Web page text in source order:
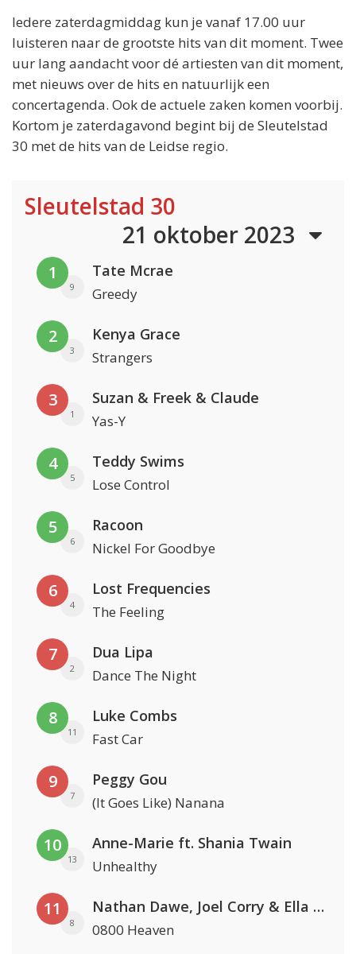
Iedere zaterdagmiddag kun je vanaf 17.00 uur
luisteren naar de grootste hits van dit moment. Twee
uur lang aandacht voor dé artiesten van dit moment,
met nieuws over de hits en natuurlijk een
concertagenda. Ook de actuele zaken komen voorbij.
Kortom je zaterdagavond begint bij de Sleutelstad
30 met de hits van de Leidse regio.
Sleutelstad 30
21 oktober 2023
1
9
Tate Mcrae
Greedy
2
3
Kenya Grace
Strangers
3
1
Suzan & Freek & Claude
Yas-Y
4
5
Teddy Swims
Lose Control
5
6
Racoon
Nickel For Goodbye
6
4
Lost Frequencies
The Feeling
7
2
Dua Lipa
Dance The Night
8
11
Luke Combs
Fast Car
9
7
Peggy Gou
(It Goes Like) Nanana
10
13
Anne-Marie ft. Shania Twain
Unhealthy
11
8
Nathan Dawe, Joel Corry & Ella Henderson
0800 Heaven